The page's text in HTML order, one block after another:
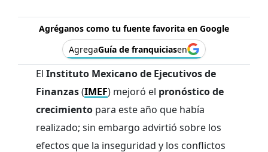
Agréganos como tu fuente favorita en Google
AgregaGuía de franquiciasen
El Instituto Mexicano de Ejecutivos de
Finanzas(IMEF) mejoró el pronóstico de
crecimiento para este año que había
realizado; sin embargo advirtió sobre los
efectos que la inseguridad y los conflictos